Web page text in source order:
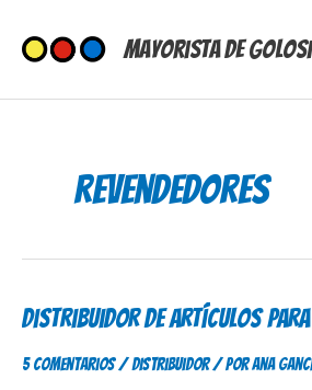
contenido
Mayorista de
revendedores
Distribuidor de Artículos para
5 comentarios/Distribuidor/ PorAna
Distribuidor
Artículos